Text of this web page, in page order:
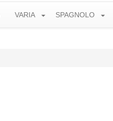
VARIA SPAGNOLO